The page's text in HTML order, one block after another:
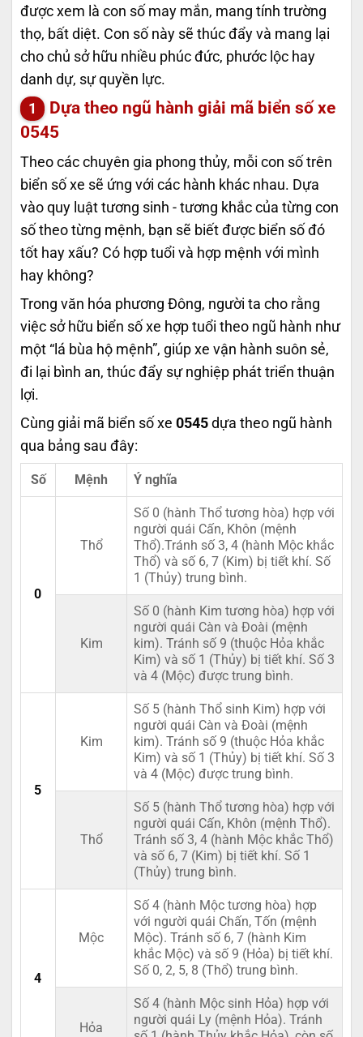
được xem là con số may mắn, mang tính trường
thọ, bất diệt. Con số này sẽ thúc đẩy và mang lại
cho chủ sở hữu nhiều phúc đức, phước lộc hay
danh dự, sự quyền lực.
Dựa theo ngũ hành giải mã biển số xe
0545
Theo các chuyên gia phong thủy, mỗi con số trên
biển số xe sẽ ứng với các hành khác nhau. Dựa
vào quy luật tương sinh - tương khắc của từng con
số theo từng mệnh, bạn sẽ biết được biển số đó
tốt hay xấu? Có hợp tuổi và hợp mệnh với mình
hay không?
Trong văn hóa phương Đông, người ta cho rằng
việc sở hữu biển số xe hợp tuổi theo ngũ hành như
một “lá bùa hộ mệnh”, giúp xe vận hành suôn sẻ,
đi lại bình an, thúc đẩy sự nghiệp phát triển thuận
lợi.
Cùng giải mã biển số xe 0545 dựa theo ngũ hành
qua bảng sau đây:
Số Mệnh Ý nghĩa
0
Thổ
Số 0 (hành Thổ tương hòa) hợp với
người quái Cấn, Khôn (mệnh
Thổ).Tránh số 3, 4 (hành Mộc khắc
Thổ) và số 6, 7 (Kim) bị tiết khí. Số
1 (Thủy) trung bình.
Kim
Số 0 (hành Kim tương hòa) hợp với
người quái Càn và Đoài (mệnh
kim). Tránh số 9 (thuộc Hỏa khắc
Kim) và số 1 (Thủy) bị tiết khí. Số 3
và 4 (Mộc) được trung bình.
5
Kim
Số 5 (hành Thổ sinh Kim) hợp với
người quái Càn và Đoài (mệnh
kim). Tránh số 9 (thuộc Hỏa khắc
Kim) và số 1 (Thủy) bị tiết khí. Số 3
và 4 (Mộc) được trung bình.
Thổ
Số 5 (hành Thổ tương hòa) hợp với
người quái Cấn, Khôn (mệnh Thổ).
Tránh số 3, 4 (hành Mộc khắc Thổ)
và số 6, 7 (Kim) bị tiết khí. Số 1
(Thủy) trung bình.
4
Mộc
Số 4 (hành Mộc tương hòa) hợp
với người quái Chấn, Tốn (mệnh
Mộc). Tránh số 6, 7 (hành Kim
khắc Mộc) và số 9 (Hỏa) bị tiết khí.
Số 0, 2, 5, 8 (Thổ) trung bình.
Hỏa
Số 4 (hành Mộc sinh Hỏa) hợp với
người quái Ly (mệnh Hỏa). Tránh